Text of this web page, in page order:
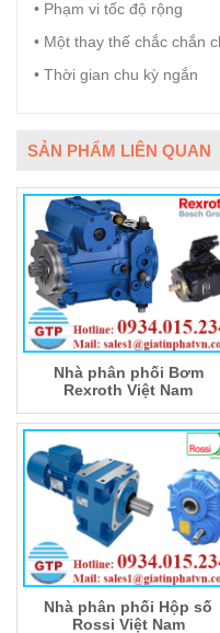
• Phạm vi tốc độ rộng
• Một thay thế chắc chắn
• Thời gian chu kỳ ngắn
SẢN PHẨM LIÊN QUAN
Nhà phân phối Bơm
Rexroth Việt Nam
Nhà phân phối Hộp số
Rossi Việt Nam